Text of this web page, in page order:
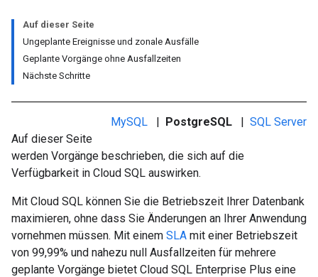
Auf dieser Seite
Ungeplante Ereignisse und zonale Ausfälle
Geplante Vorgänge ohne Ausfallzeiten
Nächste Schritte
MySQL | PostgreSQL | SQL Server
Auf dieser Seite
werden Vorgänge beschrieben, die sich auf die
Verfügbarkeit in Cloud SQL auswirken.
Mit Cloud SQL können Sie die Betriebszeit Ihrer Datenbank
maximieren, ohne dass Sie Änderungen an Ihrer Anwendung
vornehmen müssen. Mit einem SLA mit einer Betriebszeit
von 99,99% und nahezu null Ausfallzeiten für mehrere
geplante Vorgänge bietet Cloud SQL Enterprise Plus eine